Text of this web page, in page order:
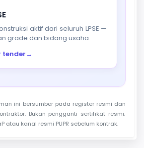
aktif dari seluruh LPSE —
grade dan bidang usaha.
tender→
ini bersumber pada register resmi dan
Bukan pengganti sertifikat resmi;
atau kanal resmi PUPR sebelum kontrak.